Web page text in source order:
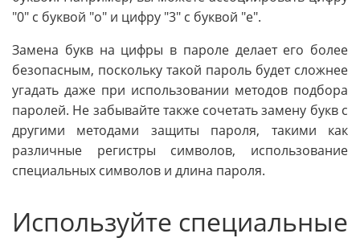
"0" с буквой "о" и цифру "3" с буквой "е".
Замена букв на цифры в пароле делает его более
безопасным, поскольку такой пароль будет сложнее
угадать даже при использовании методов подбора
паролей. Не забывайте также сочетать замену букв с
другими методами защиты пароля, такими как
различные регистры символов, использование
специальных символов и длина пароля.
Используйте специальные